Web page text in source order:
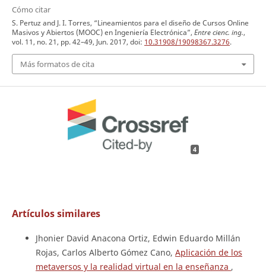
Cómo citar
S. Pertuz and J. I. Torres, “Lineamientos para el diseño de Cursos Online
Masivos y Abiertos (MOOC) en Ingeniería Electrónica”, Entre cienc. ing.,
vol. 11, no. 21, pp. 42–49, Jun. 2017, doi: 10.31908/19098367.3276.
Más formatos de cita
4
Artículos similares
Jhonier David Anacona Ortiz, Edwin Eduardo Millán
Rojas, Carlos Alberto Gómez Cano, Aplicación de los
metaversos y la realidad virtual en la enseñanza ,